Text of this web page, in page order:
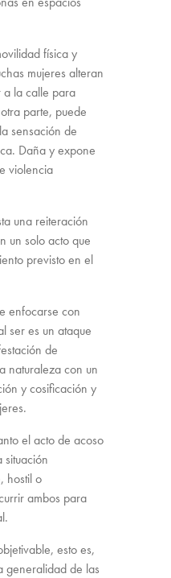
física y
mujeres alteran
a la calle para
parte, puede
sensación de
Daña y expone
violencia
una reiteración
un solo acto que
previsto en el
enfocarse con
ser es un ataque
de
naturaleza con un
y cosificación y
el acto de acoso
hostil o
ambos para
esto es,
generalidad de las